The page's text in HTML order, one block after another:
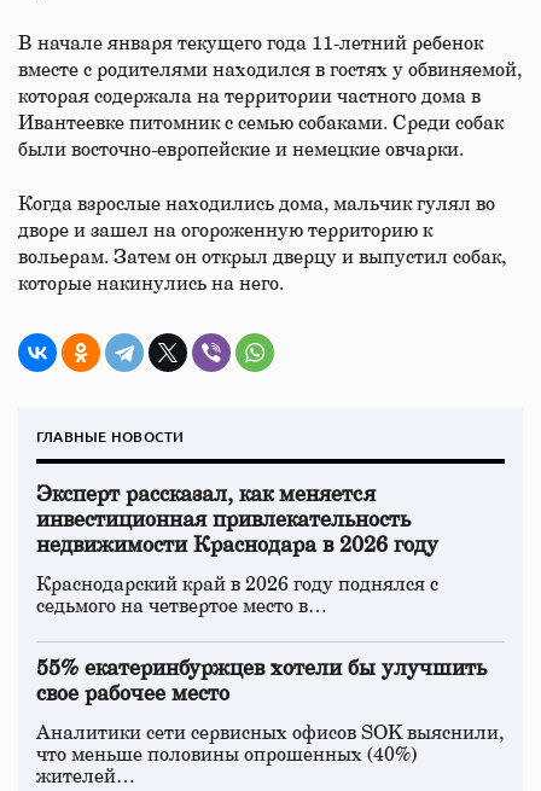
В начале января текущего года 11-летний ребенок
вместе с родителями находился в гостях у обвиняемой,
которая содержала на территории частного дома в
Ивантеевке питомник с семью собаками. Среди собак
были восточно-европейские и немецкие овчарки.
Когда взрослые находились дома, мальчик гулял во
дворе и зашел на огороженную территорию к
вольерам. Затем он открыл дверцу и выпустил собак,
которые накинулись на него.
ГЛАВНЫЕ НОВОСТИ
Эксперт рассказал, как меняется
инвестиционная привлекательность
недвижимости Краснодара в 2026 году
Краснодарский край в 2026 году поднялся с
седьмого на четвертое место в…
55% екатеринбуржцев хотели бы улучшить
свое рабочее место
Аналитики сети сервисных офисов SOK выяснили,
что меньше половины опрошенных (40%)
жителей…